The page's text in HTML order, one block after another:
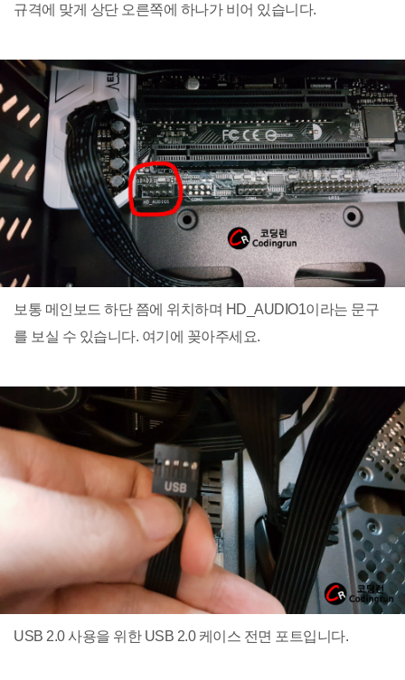
규격에 맞게 상단 오른쪽에 하나가 비어 있습니다.
보통 메인보드 하단 쯤에 위치하며 HD_AUDIO1이라는 문구
를 보실 수 있습니다. 여기에 꽂아주세요.
USB 2.0 사용을 위한 USB 2.0 케이스 전면 포트입니다.